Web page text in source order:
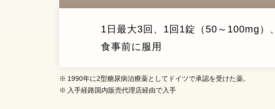
1日最大3回、1回1錠（50～100mg）、
食事前に服用
1990年に2型糖尿病治療薬としてドイツで承認を受けた薬。
入手経路国内販売代理店経由で入手